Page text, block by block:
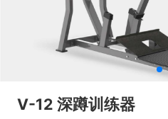
V-12 深蹲训练器